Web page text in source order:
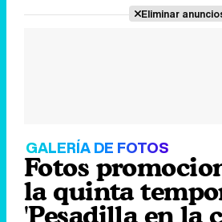
Eliminar
GALERÍA DE FOTOS
Fotos
la quinta
'Pesadilla en la